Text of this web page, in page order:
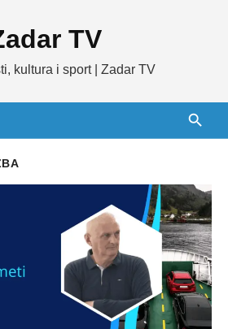
TV
kultura i sport | Zadar TV